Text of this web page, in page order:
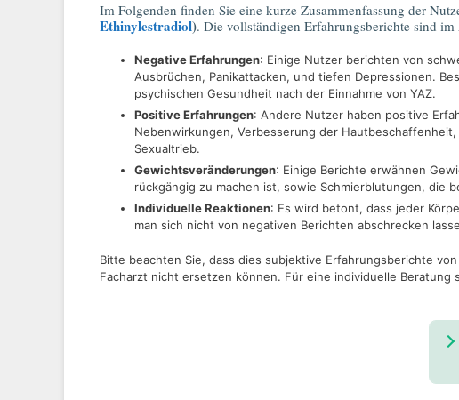
Im Folgenden finden Sie eine kurze Zusammenfassung der
Ethinylestradiol). Die vollständigen Erfahrungsberichte sind
Negative Erfahrungen: Einige Nutzer berichten von
Ausbrüchen, Panikattacken, und tiefen Depressionen.
psychischen Gesundheit nach der Einnahme von YAZ.
Positive Erfahrungen: Andere Nutzer haben positive
Nebenwirkungen, Verbesserung der
Sexualtrieb.
Gewichtsveränderungen: Einige Berichte erwähnen
rückgängig zu machen ist, sowie Schmierblutungen, die
Individuelle Reaktionen: Es wird betont, dass jeder
man sich nicht von negativen Berichten abschrecken
Bitte beachten Sie, dass dies subjektive Erfahrungsberichte
Facharzt nicht ersetzen können. Für eine individuelle